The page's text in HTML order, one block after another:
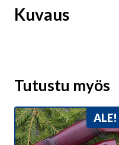
Kuvaus
Tutustu myös
ALE!